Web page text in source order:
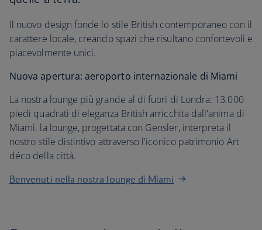
Il nuovo design fonde lo stile British contemporaneo con il
carattere locale, creando spazi che risultano confortevoli e
piacevolmente unici.
Nuova apertura: aeroporto internazionale di Miami
La nostra lounge più grande al di fuori di Londra: 13.000
piedi quadrati di eleganza British arricchita dall'anima di
Miami. la lounge, progettata con Gensler, interpreta il
nostro stile distintivo attraverso l'iconico patrimonio Art
déco della città.
Benvenuti nella nostra lounge di Miami